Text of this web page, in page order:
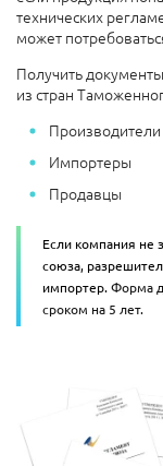
технических
может
Получить
из стран
Производители
Импортеры
Продавцы
Если компания не
союза,
импортер.Форма
сроком на 5 лет.